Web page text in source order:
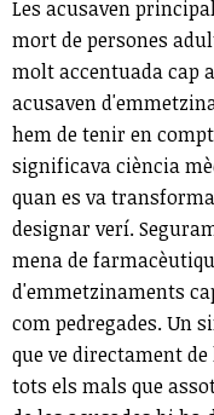
Les acusaven
mort de persones
molt accentuada cap
acusaven
hem de tenir en
significava ciència
quan es va
designar verí.
mena de
d'emmetzinaments
com pedregades. Un
que ve directament
tots els mals que